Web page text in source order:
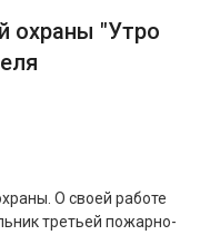
охраны "Утро
О своей работе
третьей пожарно-